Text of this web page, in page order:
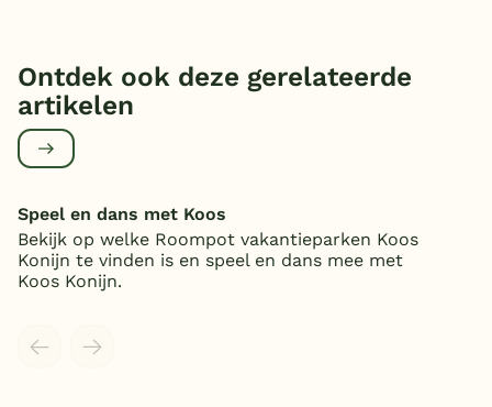
Ontdek ook deze gerelateerde
artikelen
Speel en dans met Koos
Bekijk op welke Roompot vakantieparken Koos
Konijn te vinden is en speel en dans mee met
Koos Konijn.